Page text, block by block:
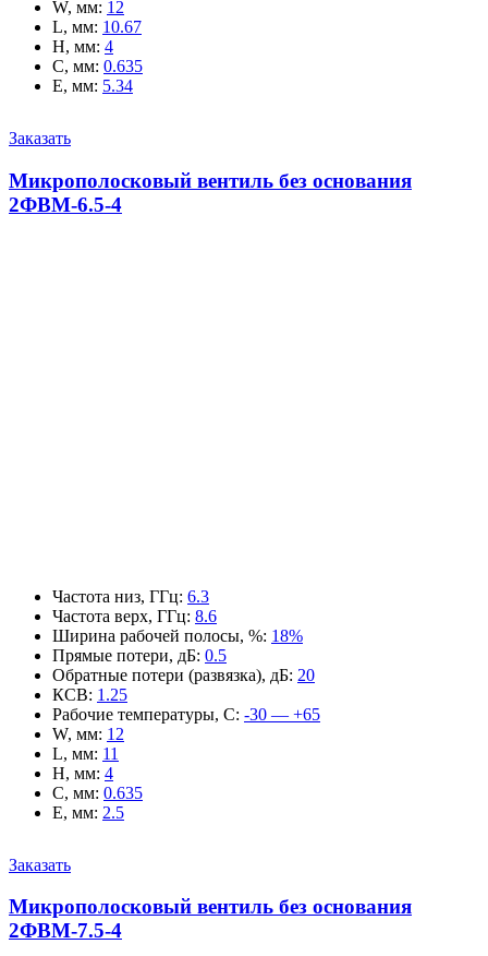
W, мм: 12
L, мм: 10.67
H, мм: 4
C, мм: 0.635
E, мм: 5.34
Заказать
Микрополосковый вентиль без основания
2ФВМ-6.5-4
Частота низ, ГГц: 6.3
Частота верх, ГГц: 8.6
Ширина рабочей полосы, %: 18%
Прямые потери, дБ: 0.5
Обратные потери (развязка), дБ: 20
КСВ: 1.25
Рабочие температуры, С: -30 — +65
W, мм: 12
L, мм: 11
H, мм: 4
C, мм: 0.635
E, мм: 2.5
Заказать
Микрополосковый вентиль без основания
2ФВМ-7.5-4